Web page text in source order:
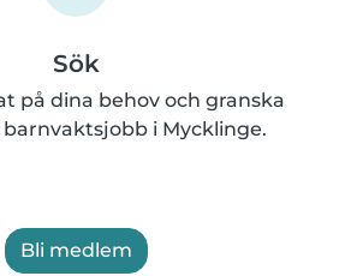
Sök
på dina behov och granska
i Mycklinge.
Bli medlem